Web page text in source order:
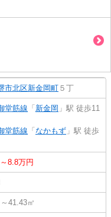
市北区新金岡町 ５丁
堂筋線 「 新金岡 」駅 徒歩11
堂筋線 「 なかもず 」駅 徒歩
8.8万円
41.43㎡